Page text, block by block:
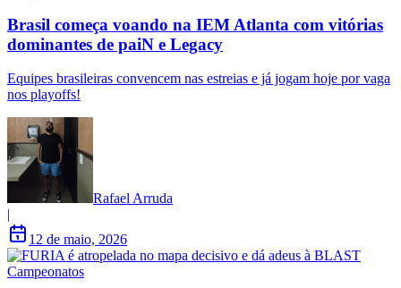
Brasil começa voando na IEM Atlanta com vitórias
dominantes de paiN e Legacy
Equipes brasileiras convencem nas estreias e já jogam hoje por vaga
nos playoffs!
Rafael Arruda
|
12 de maio, 2026
Campeonatos